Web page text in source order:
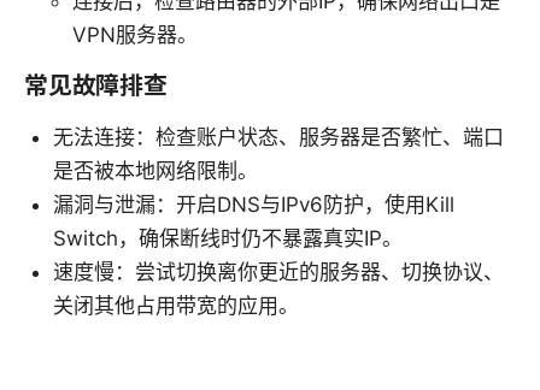
VPN服务器。
常见故障排查
无法连接：检查账户状态、服务器是否繁忙、端口
是否被本地网络限制。
漏洞与泄漏：开启DNS与IPv6防护，使用Kill
Switch，确保断线时仍不暴露真实IP。
速度慢：尝试切换离你更近的服务器、切换协议、
关闭其他占用带宽的应用。